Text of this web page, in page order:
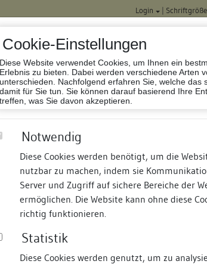
Cookie-Einstellungen
Diese Website verwendet Cookies, um Ihnen ein
Erlebnis zu bieten. Dabei werden verschiedene Arten
unterschieden. Nachfolgend erfahren Sie, welche das
damit für Sie tun. Sie können darauf basierend Ihre
treffen, was Sie davon akzeptieren.
Notwendig
Diese Cookies werden benötigt, um die
nutzbar zu machen, indem sie
Server und Zugriff auf sichere Bereiche der
ermöglichen. Die Website kann ohne diese
richtig funktionieren.
Statistik
Diese Cookies werden genutzt, um zu
Login |
Termine Suche Freie
und Scheuer